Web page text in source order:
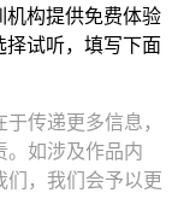
机构提供免费体验
择试听，填写下面
传递更多信息，
。如涉及作品内
们，我们会予以更